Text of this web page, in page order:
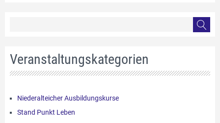
Veranstaltungskategorien
Niederalteicher Ausbildungskurse
Stand Punkt Leben